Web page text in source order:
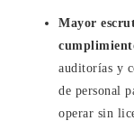
Mayor
auditorías y
de personal
operar sin